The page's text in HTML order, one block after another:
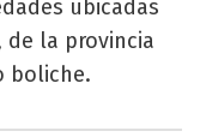
ubicadas
de la provincia
boliche.